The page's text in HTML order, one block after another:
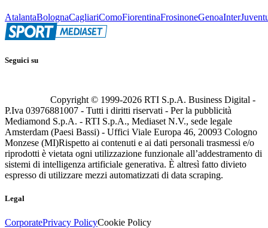
AtalantaBolognaCagliariComoFiorentinaFrosinoneGenoaInter
Seguici su
Copyright © 1999-2026 RTI S.p.A. Business Digital -
P.Iva 03976881007 - Tutti i diritti riservati - Per la pubblicità
Mediamond S.p.A. - RTI S.p.A., Mediaset N.V., sede legale
Amsterdam (Paesi Bassi) - Uffici Viale Europa 46, 20093 Cologno
Monzese (MI)Rispetto ai contenuti e ai dati personali trasmessi e/o
riprodotti è vietata ogni utilizzazione funzionale all’addestramento di
sistemi di intelligenza artificiale generativa. È altresì fatto divieto
espresso di utilizzare mezzi automatizzati di data scraping.
Legal
CorporatePrivacy PolicyCookie Policy